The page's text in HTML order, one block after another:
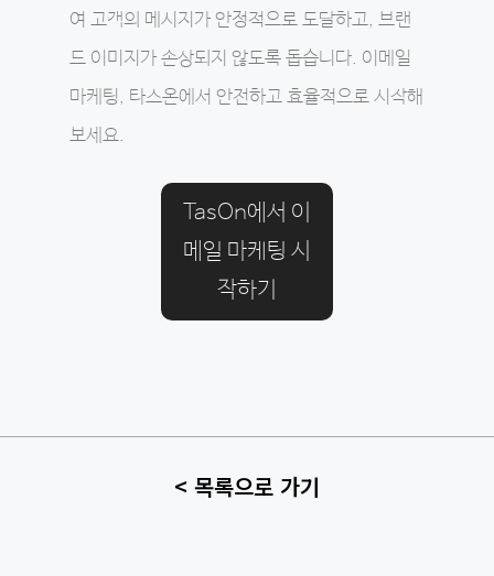
여 고객의 메시지가 안정적으로 도달하고, 브랜
드 이미지가 손상되지 않도록 돕습니다. 이메일
마케팅, 타스온에서 안전하고 효율적으로 시작해
보세요.
TasOn에서 이
메일 마케팅 시
작하기
< 목록으로 가기